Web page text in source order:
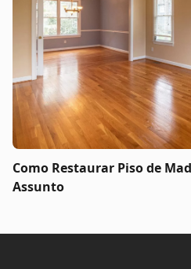
Como Restaurar Piso de
Assunto